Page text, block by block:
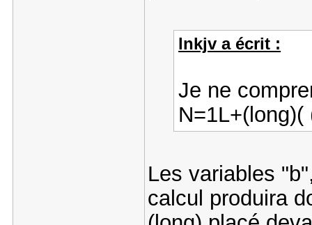
lnkjv a écrit :
Je ne
N=1L+(long)(
Les variables
calcul produira